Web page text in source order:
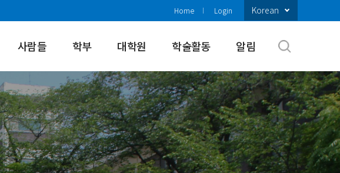
Home Login Korean
사람들 학부 대학원 학술활동 알림